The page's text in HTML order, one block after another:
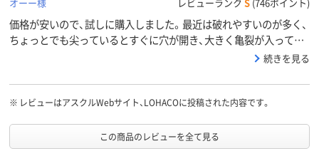
価格が安いので、試しに購入しました。最近は破れやすいのが多く、
ちょっとでも尖っているとすぐに穴が開き、大きく亀裂が入ってし
まいます。これはどうかな？表面がエンボス加工なので使いやすさ
続きを見る
※ レビューはアスクルWebサイト、LOHACOに投稿された内容です。
この商品のレビューを全て見る